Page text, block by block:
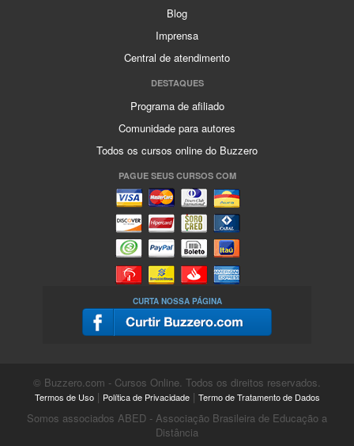
Blog
Imprensa
Central de atendimento
DESTAQUES
Programa de afiliado
Comunidade para autores
Todos os cursos online do Buzzero
PAGUE SEUS CURSOS COM
CURTA NOSSA PÁGINA
© Buzzero.com - Cursos Online. Todos os direitos reservados.
Termos de Uso| Política de Privacidade| Termo de Tratamento de Dados
Somos associados ABED - Associação Brasileira de Educação a
Distância